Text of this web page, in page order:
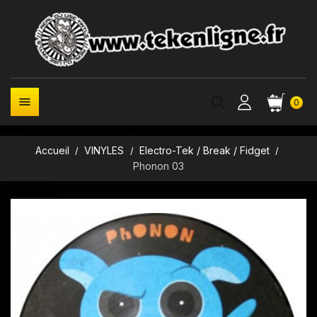
0

Accueil VINYLES
Electro-Tek / Break / Fidget
Phonon 03